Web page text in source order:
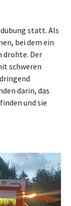
statt. Als
bei dem ein
drohte. Der
schweren
darin, das
und sie